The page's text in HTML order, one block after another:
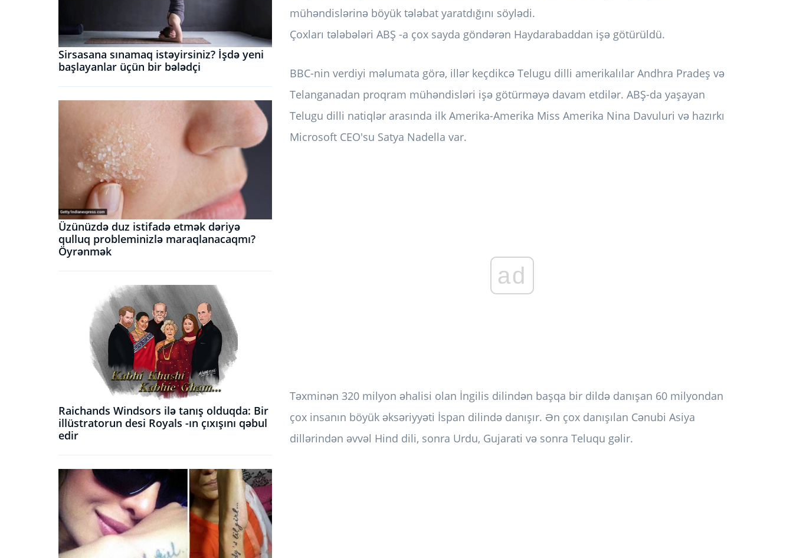
Sirsasana sınamaq istəyirsiniz? İşdə yeni
başlayanlar üçün bir bələdçi
Üzünüzdə duz istifadə etmək dəriyə
qulluq probleminizlə maraqlanacaqmı?
Öyrənmək
Raichands Windsors ilə tanış olduqda: Bir
illüstratorun desi Royals -ın çıxışını qəbul
edir
mühəndislərinə böyük tələbat yaratdığını söylədi.
Çoxları tələbələri ABŞ -a çox sayda göndərən Haydarabaddan işə götürüldü.
BBC-nin verdiyi məlumata görə, illər keçdikcə Telugu dilli amerikalılar Andhra Pradeş və
Telanganadan proqram mühəndisləri işə götürməyə davam etdilər. ABŞ-da yaşayan
Telugu dilli natiqlər arasında ilk Amerika-Amerika Miss Amerika Nina Davuluri və hazırkı
Microsoft CEO'su Satya Nadella var.
ad
Təxminən 320 milyon əhalisi olan İngilis dilindən başqa bir dildə danışan 60 milyondan
çox insanın böyük əksəriyyəti İspan dilində danışır. Ən çox danışılan Cənubi Asiya
dillərindən əvvəl Hind dili, sonra Urdu, Gujarati və sonra Teluqu gəlir.